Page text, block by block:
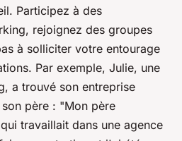
Participez à des
rejoignez des groupes
à solliciter votre entourage
Par exemple, Julie, une
a trouvé son entreprise
père : "Mon père
travaillait dans une agence